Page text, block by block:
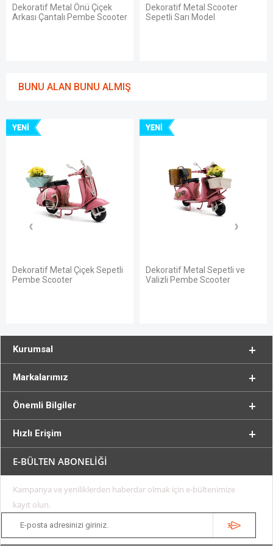
Dekoratif Metal Önü Çiçek
Arkası Çantalı Pembe Scooter
Dekoratif Metal Scooter
Sepetli Sarı Model
BUNU ALAN BUNU ALMIŞ
YENI
Dekoratif Metal Çiçek Sepetli
Pembe Scooter
YENI
Dekoratif Metal Sepetli ve
Valizli Pembe Scooter
Kurumsal
Markalarımız
Önemli Bilgiler
Hızlı Erişim
E-BÜLTEN ABONELİĞİ
Kampanya ve yeniliklerden haberdar olmak için e-bültenimize
kayıt olun.